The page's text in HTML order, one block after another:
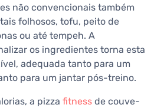
não convencionais também
folhosos, tofu, peito de
ou até tempeh. A
os ingredientes torna esta
adequada tanto para um
para um jantar pós-treino.
a pizza fitness de couve-